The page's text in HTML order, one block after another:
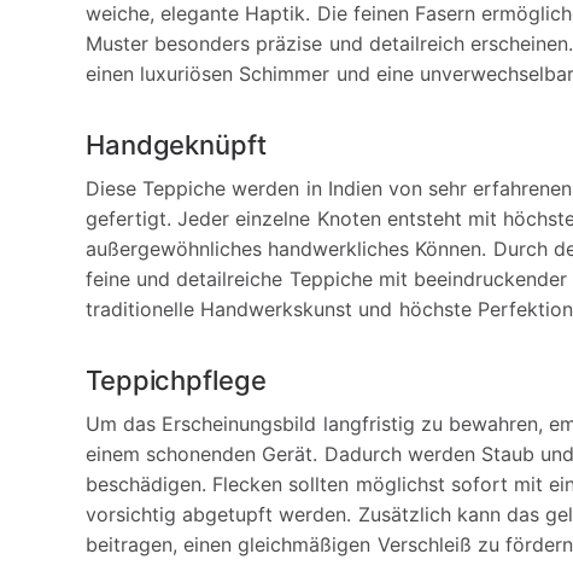
weiche, elegante Haptik. Die feinen Fasern
Muster besonders präzise und detailreich
einen luxuriösen Schimmer und eine
Handgeknüpft
Diese Teppiche werden in Indien von sehr
gefertigt. Jeder einzelne Knoten entsteht mit
außergewöhnliches handwerkliches Können. Durch
feine und detailreiche Teppiche mit
traditionelle Handwerkskunst und höchste
Teppichpflege
Um das Erscheinungsbild langfristig zu bewahren,
einem schonenden Gerät. Dadurch werden Staub
beschädigen. Flecken sollten möglichst sofort mit
vorsichtig abgetupft werden. Zusätzlich kann das
beitragen, einen gleichmäßigen Verschleiß zu